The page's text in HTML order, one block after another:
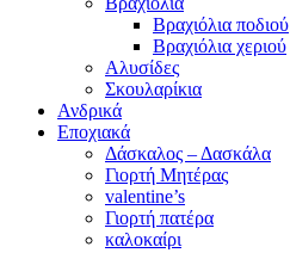
Βραχιόλια ποδιού
Βραχιόλια χεριού
Αλυσίδες
Σκουλαρίκια
Ανδρικά
Εποχιακά
Δάσκαλος – Δασκάλα
Γιορτή Μητέρας
valentine’s
Γιορτή πατέρα
καλοκαίρι